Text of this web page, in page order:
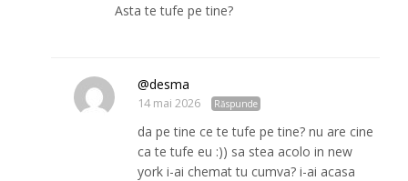
Asta te tufe pe tine?
@desma
14 mai 2026 Răspunde
da pe tine ce te tufe pe tine? nu are cine
ca te tufe eu :)) sa stea acolo in new
york i-ai chemat tu cumva? i-ai acasa